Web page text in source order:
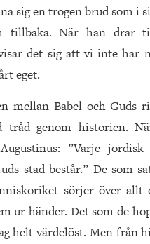
sig en trogen brud som i
tillbaka. När han drar
det sig att vi inte har
eget.
mellan Babel och Guds
tråd genom historien.
”Varje
stad består.” De som
sörjer över allt
ur händer. Det som de
helt värdelöst. Men från